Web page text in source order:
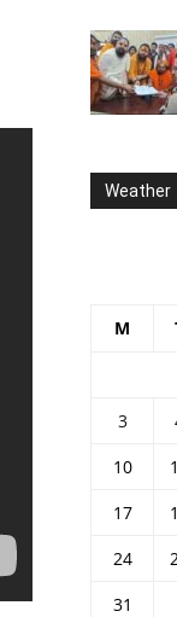
Weather
M
3
10
17
24
31